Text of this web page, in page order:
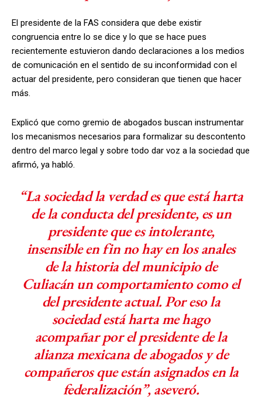
El presidente de la FAS considera que debe existir
congruencia entre lo se dice y lo que se hace pues
recientemente estuvieron dando declaraciones a los medios
de comunicación en el sentido de su inconformidad con el
actuar del presidente, pero consideran que tienen que hacer
más.
Explicó que como gremio de abogados buscan instrumentar
los mecanismos necesarios para formalizar su descontento
dentro del marco legal y sobre todo dar voz a la sociedad que
afirmó, ya habló.
“La sociedad la verdad es que está harta
de la conducta del presidente, es un
presidente que es intolerante,
insensible en fin no hay en los anales
de la historia del municipio de
Culiacán un comportamiento como el
del presidente actual. Por eso la
sociedad está harta me hago
acompañar por el presidente de la
alianza mexicana de abogados y de
compañeros que están asignados en la
federalización”, aseveró.